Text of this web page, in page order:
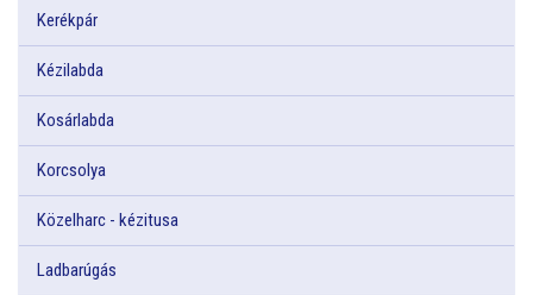
Kerékpár
Kézilabda
Kosárlabda
Korcsolya
Közelharc - kézitusa
Ladbarúgás